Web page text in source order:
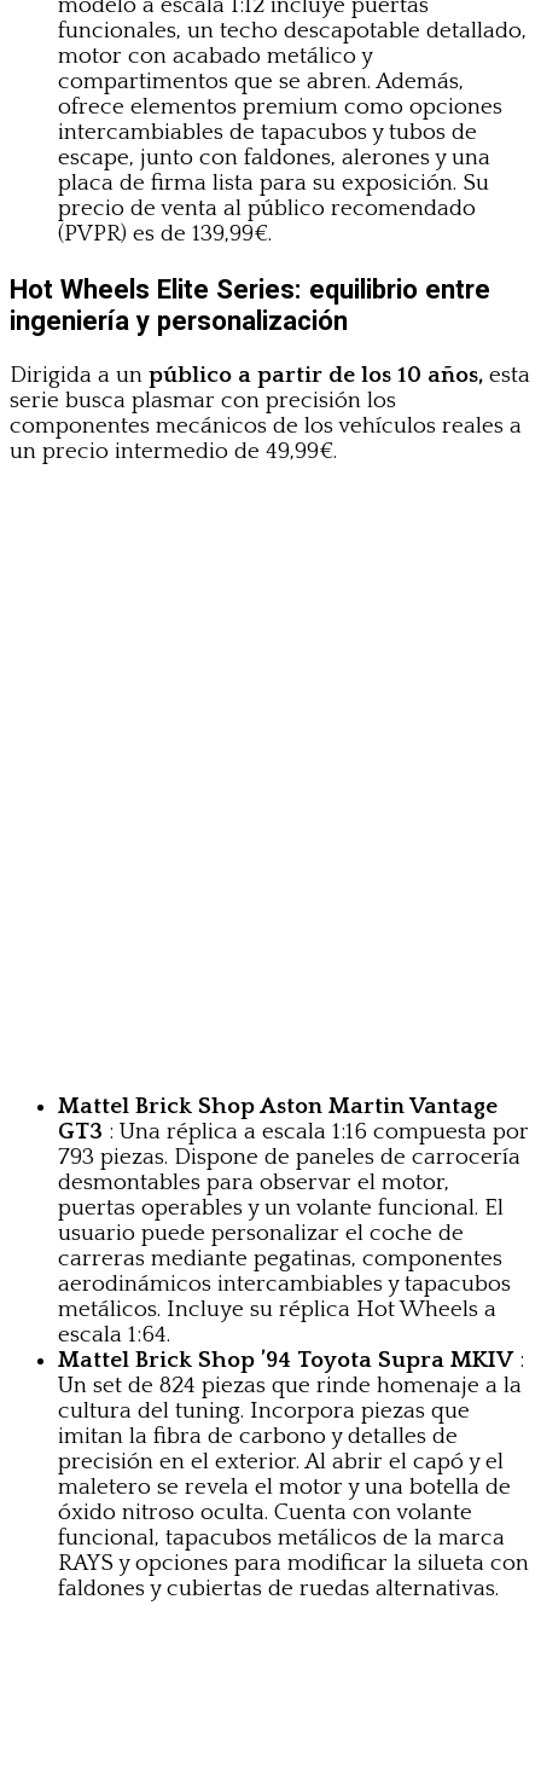
funcionales, un techo descapotable detallado,
motor con acabado metálico y
compartimentos que se abren. Además,
ofrece elementos premium como opciones
intercambiables de tapacubos y tubos de
escape, junto con faldones, alerones y una
placa de firma lista para su exposición. Su
precio de venta al público recomendado
(PVPR) es de 139,99€.
Hot Wheels Elite Series: equilibrio entre
ingeniería y personalización
Dirigida a un público a partir de los 10 años, esta
serie busca plasmar con precisión los
componentes mecánicos de los vehículos reales a
un precio intermedio de 49,99€.
Mattel Brick Shop Aston Martin Vantage
GT3 : Una réplica a escala 1:16 compuesta por
793 piezas. Dispone de paneles de carrocería
desmontables para observar el motor,
puertas operables y un volante funcional. El
usuario puede personalizar el coche de
carreras mediante pegatinas, componentes
aerodinámicos intercambiables y tapacubos
metálicos. Incluye su réplica Hot Wheels a
escala 1:64.
Mattel Brick Shop ’94 Toyota Supra MKIV:
Un set de 824 piezas que rinde homenaje a la
cultura del tuning. Incorpora piezas que
imitan la fibra de carbono y detalles de
precisión en el exterior. Al abrir el capó y el
maletero se revela el motor y una botella de
óxido nitroso oculta. Cuenta con volante
funcional, tapacubos metálicos de la marca
RAYS y opciones para modificar la silueta con
faldones y cubiertas de ruedas alternativas.